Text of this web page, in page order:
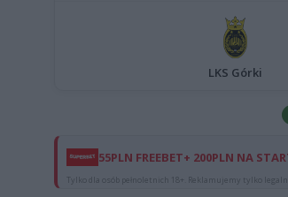
LKS Górki
55PLN FREEBET+ 200PLN NA
Tylko dla osób pełnoletnich 18+. Reklamujemy tylko